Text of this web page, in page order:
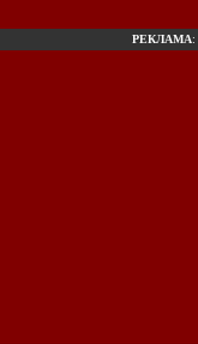
РЕКЛАМА: